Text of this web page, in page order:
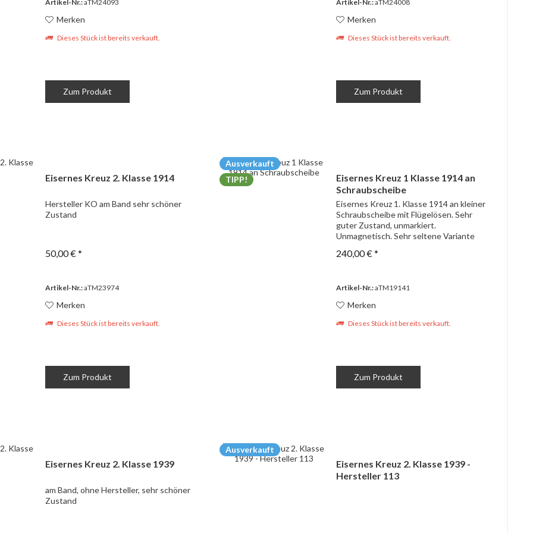
Artikel-Nr.:aTM24093
Merken
Dieses Stück ist bereits verkauft.
Zum Produkt
Artikel-Nr.:aTM24008
Merken
Dieses Stück ist bereits verkauft.
Zum Produkt
Eisernes Kreuz 2. Klasse 1914
Hersteller KO am Band sehr schöner
Zustand
50,00 € *
Artikel-Nr.:aTM23974
Merken
Dieses Stück ist bereits verkauft.
Zum Produkt
Ausverkauft
TIPP!
Eisernes Kreuz 1 Klasse 1914 an
Schraubscheibe
Eisernes Kreuz 1. Klasse 1914 an kleiner
Schraubscheibe mit Flügelösen. Sehr
guter Zustand, unmarkiert.
Unmagnetisch. Sehr seltene Variante
240,00 € *
Artikel-Nr.:aTM19141
Merken
Dieses Stück ist bereits verkauft.
Zum Produkt
Eisernes Kreuz 2. Klasse 1939
am Band, ohne Hersteller, sehr schöner
Zustand
Ausverkauft
Eisernes Kreuz 2. Klasse 1939 -
Hersteller 113